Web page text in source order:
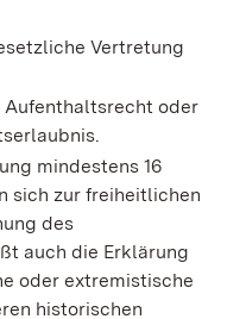
Vertretung
Aufenthaltsrecht oder
mindestens 16
sich zur freiheitlichen
des
auch die Erklärung
oder extremistische
historischen